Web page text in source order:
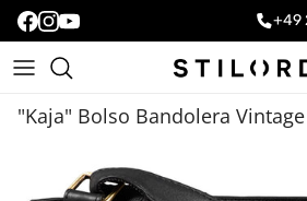
+49
"Kaja" Bolso Bandolera